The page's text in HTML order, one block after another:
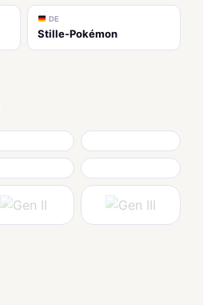
DE
Stille-Pokémon